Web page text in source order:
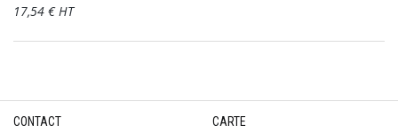
17,54 € HT
CONTACT
CARTE